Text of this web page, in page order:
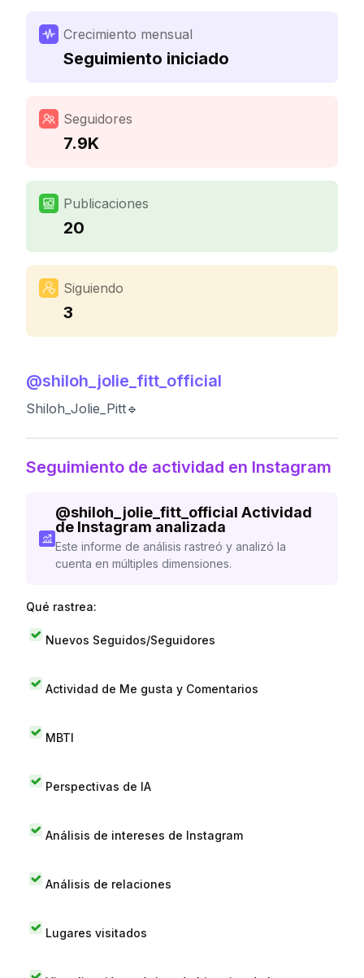
Crecimiento mensual
Seguimiento iniciado
Seguidores
7.9K
Publicaciones
20
Siguiendo
3
@shiloh_jolie_fitt_official
Shiloh_Jolie_Pitt🔹
Seguimiento de actividad en Instagram
@shiloh_jolie_fitt_official Actividad
de Instagram analizada
Este informe de análisis rastreó y analizó la
cuenta en múltiples dimensiones.
Qué rastrea:
Nuevos Seguidos/Seguidores
Actividad de Me gusta y Comentarios
MBTI
Perspectivas de IA
Análisis de intereses de Instagram
Análisis de relaciones
Lugares visitados